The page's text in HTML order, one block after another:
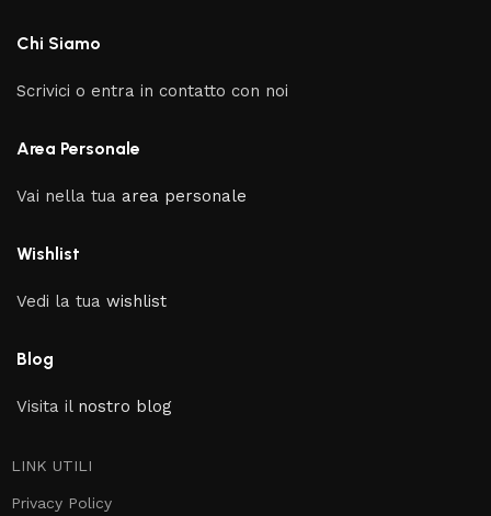
Chi Siamo
Scrivici o entra in contatto con noi
Area Personale
Vai nella tua area personale
Wishlist
Vedi la tuawishlist
Blog
Visita il nostro blog
LINK UTILI
Privacy Policy